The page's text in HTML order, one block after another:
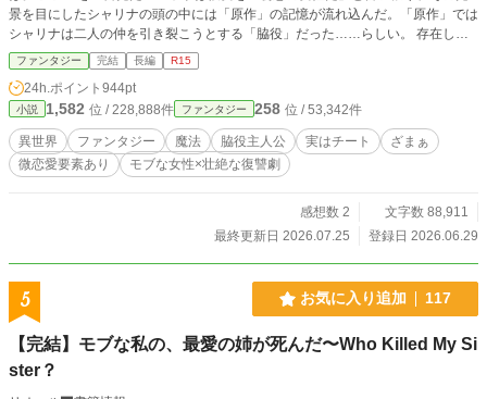
景を目にしたシャリナの頭の中には「原作」の記憶が流れ込んだ。「原作」では
シャリナは二人の仲を引き裂こうとする「脇役」だった……らしい。 存在しな
い記憶が生まれてから一年後、シャリナはとうとうハロッドがシシーに結婚指輪
を渡しているところを目撃してしまう。それを機に完全に婚約者に見切りをつけ
たシャリナは、同じくハロッドに虐げられていた彼の弟ロドアンから、ハロッド
やシシーのはたらいている悪事について知らされる。 「原作」の記憶通りの未
来は要らないし、シシーたちの思い通りにもさせない。これはシャリナが自身の
幸せをつかむための物語。
ファンタジー 完結 長編 R15
24h.ポイント 944pt
小説 1,582 位 / 228,888件 ファンタジー 258 位 / 53,342件
異世界 ファンタジー 魔法 脇役主人公 実はチート
ざまぁ
微恋愛要素あり
モブな女性×壮絶な復讐劇
感想数 2
文字数 88,911
最終更新日 2026.07.25
登録日 2026.06.29
5 お気に入り追加 117
【完結】モブな私の、最愛の姉が死んだ〜Who Killed My Si
ster？